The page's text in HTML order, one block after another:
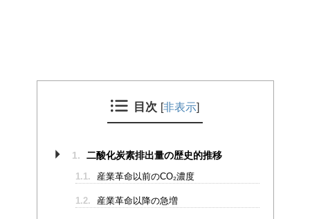
目次 [非表示]
1. 二酸化炭素排出量の歴史的推移
1.1. 産業革命以前のCO₂濃度
1.2. 産業革命以降の急増